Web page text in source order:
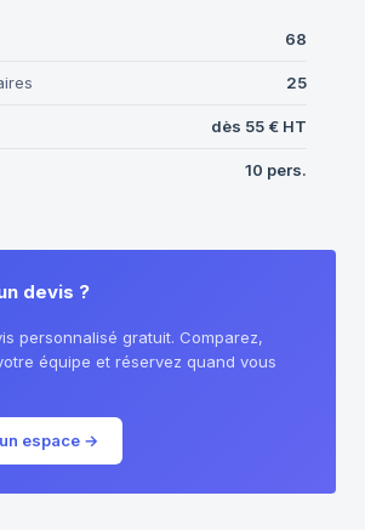
68
25
dès 55 € HT
10 pers.
devis ?
personnalisé gratuit. Comparez,
équipe et réservez quand vous
espace →